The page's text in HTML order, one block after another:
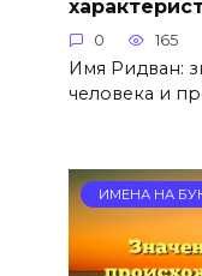
0 165
Имя Ридван:
человека и
ИМЕНА НА